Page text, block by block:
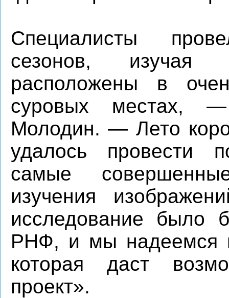
Специалисты
сезонов,
расположены в
суровых местах, —
Молодин. — Лето
удалось провести
самые
изучения
исследование было
РНФ, и мы надеемся
которая даст
проект».